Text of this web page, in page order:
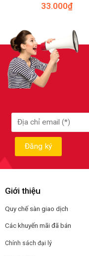
33.000₫
Giới thiệu
Quy chế sàn giao dịch
Các khuyến mãi đã bán
Chính sách đại lý